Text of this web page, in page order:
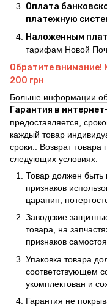
Оплата
платежную
Наложенным
тарифам Новой
Обратите внимание!
200 грн
Больше информации
Гарантия в
предоставляется,
каждый товар
сроки.. Возврат товара
следующих условиях:
Товар должен быть
признаков
царапин,
Заводские
товара, на
признаков
Упаковка товара
соответствующем
укомплектован и
Гарантия не